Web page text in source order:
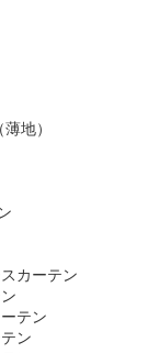
地）
カーテン
テン
ン